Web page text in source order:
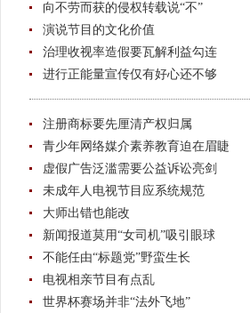
向不劳而获的侵权转载说“不”
演说节目的文化价值
治理收视率造假要瓦解利益勾连
进行正能量宣传仅有好心还不够
注册商标要先厘清产权归属
青少年网络媒介素养教育迫在眉睫
虚假广告泛滥需要公益诉讼亮剑
未成年人电视节目应系统规范
大师出错也能改
新闻报道莫用“女司机”吸引眼球
不能任由“标题党”野蛮生长
电视相亲节目有点乱
世界杯赛场并非“法外飞地”